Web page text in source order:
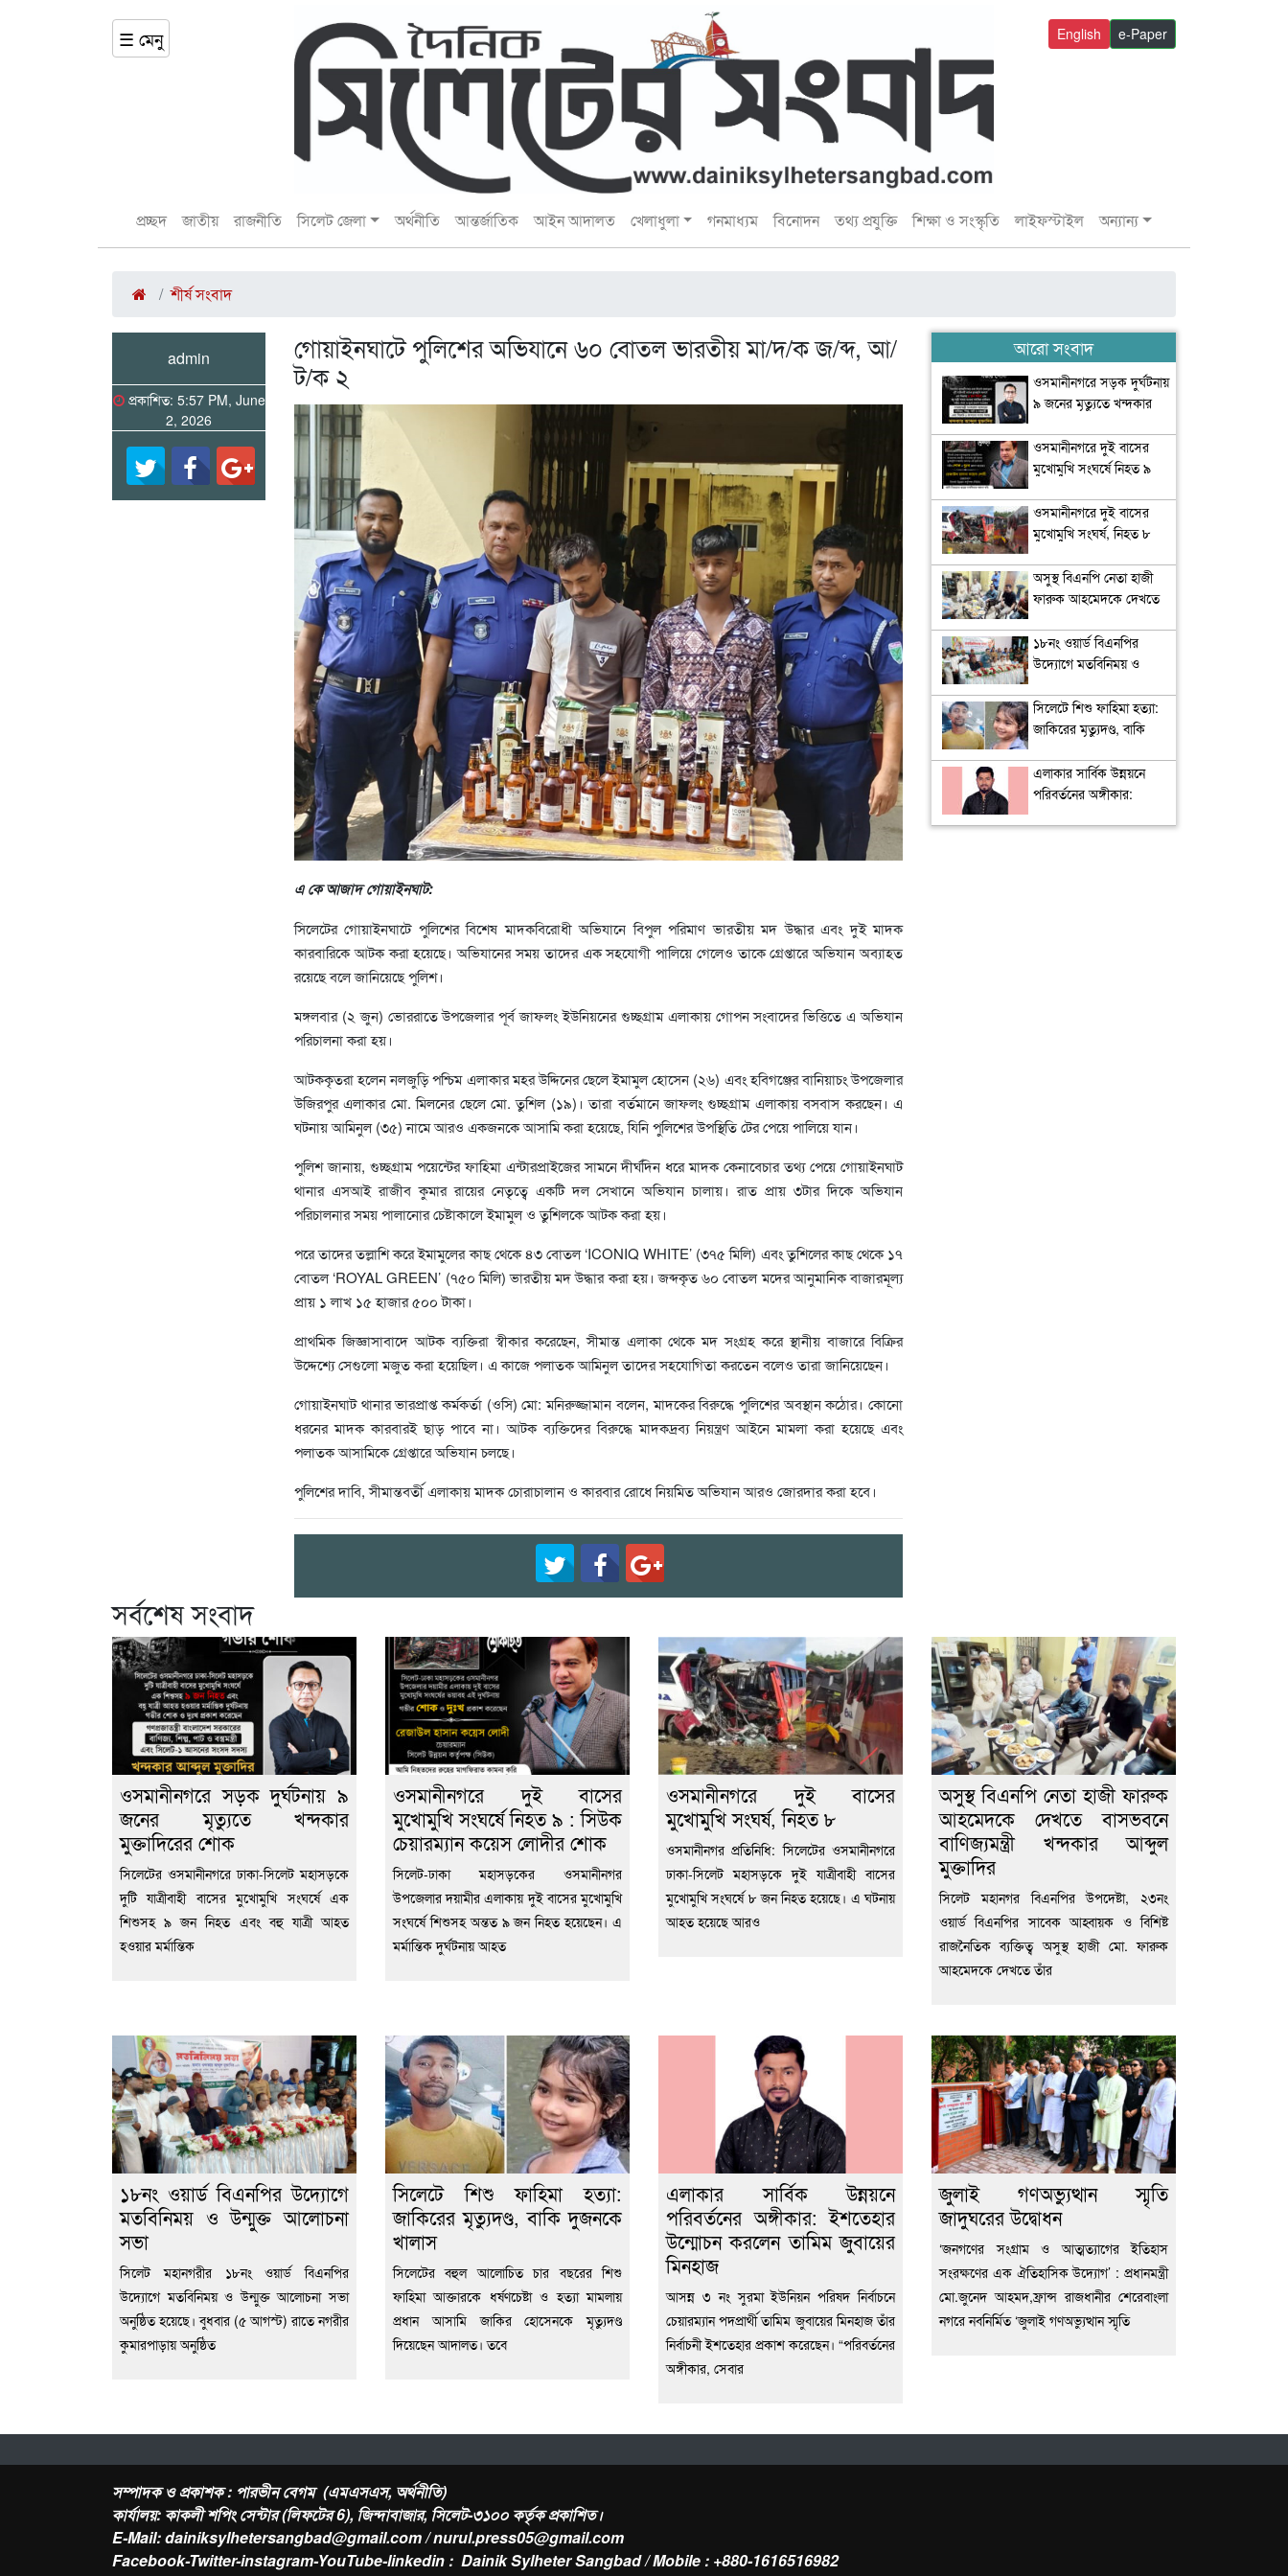
☰ মেনু e-Paper
English
প্রচ্ছদ জাতীয় রাজনীতি সিলেট জেলা অর্থনীতি আন্তর্জাতিক আইন আদালত খেলাধুলা গনমাধ্যম বিনোদন তথ্য প্রযুক্তি শিক্ষা ও সংস্কৃতি লাইফস্টাইল অন্যান্য
শীর্ষ সংবাদ
admin
প্রকাশিত: 5:57 PM, June
2, 2026
গোয়াইনঘাটে পুলিশের অভিযানে ৬০ বোতল ভারতীয় মা/দ/ক জ/ব্দ, আ/
ট/ক ২
এ কে আজাদ গোয়াইনঘাট:
সিলেটের গোয়াইনঘাটে পুলিশের বিশেষ মাদকবিরোধী অভিযানে বিপুল পরিমাণ ভারতীয় মদ উদ্ধার এবং দুই মাদক
কারবারিকে আটক করা হয়েছে। অভিযানের সময় তাদের এক সহযোগী পালিয়ে গেলেও তাকে গ্রেপ্তারে অভিযান অব্যাহত
রয়েছে বলে জানিয়েছে পুলিশ।
মঙ্গলবার (২ জুন) ভোররাতে উপজেলার পূর্ব জাফলং ইউনিয়নের গুচ্ছগ্রাম এলাকায় গোপন সংবাদের ভিত্তিতে এ অভিযান
পরিচালনা করা হয়।
আটককৃতরা হলেন নলজুড়ি পশ্চিম এলাকার মহর উদ্দিনের ছেলে ইমামুল হোসেন (২৬) এবং হবিগঞ্জের বানিয়াচং উপজেলার
উজিরপুর এলাকার মো. মিলনের ছেলে মো. তুশিল (১৯)। তারা বর্তমানে জাফলং গুচ্ছগ্রাম এলাকায় বসবাস করছেন। এ
ঘটনায় আমিনুল (৩৫) নামে আরও একজনকে আসামি করা হয়েছে, যিনি পুলিশের উপস্থিতি টের পেয়ে পালিয়ে যান।
পুলিশ জানায়, গুচ্ছগ্রাম পয়েন্টের ফাহিমা এন্টারপ্রাইজের সামনে দীর্ঘদিন ধরে মাদক কেনাবেচার তথ্য পেয়ে গোয়াইনঘাট
থানার এসআই রাজীব কুমার রায়ের নেতৃত্বে একটি দল সেখানে অভিযান চালায়। রাত প্রায় ৩টার দিকে অভিযান
পরিচালনার সময় পালানোর চেষ্টাকালে ইমামুল ও তুশিলকে আটক করা হয়।
পরে তাদের তল্লাশি করে ইমামুলের কাছ থেকে ৪৩ বোতল ‘ICONIQ WHITE’ (৩৭৫ মিলি) এবং তুশিলের কাছ থেকে ১৭
বোতল ‘ROYAL GREEN’ (৭৫০ মিলি) ভারতীয় মদ উদ্ধার করা হয়। জব্দকৃত ৬০ বোতল মদের আনুমানিক বাজারমূল্য
প্রায় ১ লাখ ১৫ হাজার ৫০০ টাকা।
প্রাথমিক জিজ্ঞাসাবাদে আটক ব্যক্তিরা স্বীকার করেছেন, সীমান্ত এলাকা থেকে মদ সংগ্রহ করে স্থানীয় বাজারে বিক্রির
উদ্দেশ্যে সেগুলো মজুত করা হয়েছিল। এ কাজে পলাতক আমিনুল তাদের সহযোগিতা করতেন বলেও তারা জানিয়েছেন।
গোয়াইনঘাট থানার ভারপ্রাপ্ত কর্মকর্তা (ওসি) মো: মনিরুজ্জামান বলেন, মাদকের বিরুদ্ধে পুলিশের অবস্থান কঠোর। কোনো
ধরনের মাদক কারবারই ছাড় পাবে না। আটক ব্যক্তিদের বিরুদ্ধে মাদকদ্রব্য নিয়ন্ত্রণ আইনে মামলা করা হয়েছে এবং
পলাতক আসামিকে গ্রেপ্তারে অভিযান চলছে।
পুলিশের দাবি, সীমান্তবর্তী এলাকায় মাদক চোরাচালান ও কারবার রোধে নিয়মিত অভিযান আরও জোরদার করা হবে।
আরো সংবাদ
ওসমানীনগরে সড়ক দুর্ঘটনায়
৯ জনের মৃত্যুতে খন্দকার
ওসমানীনগরে দুই বাসের
মুখোমুখি সংঘর্ষে নিহত ৯
লোদীর শোক
ওসমানীনগরে দুই বাসের
মুখোমুখি সংঘর্ষ, নিহত ৮
অসুস্থ বিএনপি নেতা হাজী
ফারুক আহমেদকে দেখতে
খন্দকার আব্দুল মুক্তাদির
১৮নং ওয়ার্ড বিএনপির
উদ্যোগে মতবিনিময় ও
সিলেটে শিশু ফাহিমা হত্যা:
জাকিরের মৃত্যুদণ্ড, বাকি
এলাকার সার্বিক উন্নয়নে
পরিবর্তনের অঙ্গীকার:
তামিম জুবায়ের মিনহাজ
সর্বশেষ সংবাদ
ওসমানীনগরে সড়ক দুর্ঘটনায় ৯
জনের মৃত্যুতে খন্দকার
মুক্তাদিরের শোক
সিলেটের ওসমানীনগরে ঢাকা-সিলেট মহাসড়কে
দুটি যাত্রীবাহী বাসের মুখোমুখি সংঘর্ষে এক
শিশুসহ ৯ জন নিহত এবং বহু যাত্রী আহত
হওয়ার মর্মান্তিক
ওসমানীনগরে দুই বাসের
মুখোমুখি সংঘর্ষে নিহত ৯ : সিউক
চেয়ারম্যান কয়েস লোদীর শোক
সিলেট-ঢাকা মহাসড়কের ওসমানীনগর
উপজেলার দয়ামীর এলাকায় দুই বাসের মুখোমুখি
সংঘর্ষে শিশুসহ অন্তত ৯ জন নিহত হয়েছেন। এ
মর্মান্তিক দুর্ঘটনায় আহত
ওসমানীনগরে দুই বাসের
মুখোমুখি সংঘর্ষ, নিহত ৮
ওসমানীনগর প্রতিনিধি: সিলেটের ওসমানীনগরে
ঢাকা-সিলেট মহাসড়কে দুই যাত্রীবাহী বাসের
মুখোমুখি সংঘর্ষে ৮ জন নিহত হয়েছে। এ ঘটনায়
আহত হয়েছে আরও
অসুস্থ বিএনপি নেতা হাজী ফারুক
আহমেদকে দেখতে বাসভবনে
বাণিজ্যমন্ত্রী খন্দকার আব্দুল
মুক্তাদির
সিলেট মহানগর বিএনপির উপদেষ্টা, ২৩নং
ওয়ার্ড বিএনপির সাবেক আহ্বায়ক ও বিশিষ্ট
রাজনৈতিক ব্যক্তিত্ব অসুস্থ হাজী মো. ফারুক
আহমেদকে দেখতে তাঁর
১৮নং ওয়ার্ড বিএনপির উদ্যোগে
মতবিনিময় ও উন্মুক্ত আলোচনা
সভা
সিলেট মহানগরীর ১৮নং ওয়ার্ড বিএনপির
উদ্যোগে মতবিনিময় ও উন্মুক্ত আলোচনা সভা
অনুষ্ঠিত হয়েছে। বুধবার (৫ আগস্ট) রাতে নগরীর
কুমারপাড়ায় অনুষ্ঠিত
সিলেটে শিশু ফাহিমা হত্যা:
জাকিরের মৃত্যুদণ্ড, বাকি দুজনকে
খালাস
সিলেটের বহুল আলোচিত চার বছরের শিশু
ফাহিমা আক্তারকে ধর্ষণচেষ্টা ও হত্যা মামলায়
প্রধান আসামি জাকির হোসেনকে মৃত্যুদণ্ড
দিয়েছেন আদালত। তবে
এলাকার সার্বিক উন্নয়নে
পরিবর্তনের অঙ্গীকার: ইশতেহার
উন্মোচন করলেন তামিম জুবায়ের
মিনহাজ
আসন্ন ৩ নং সুরমা ইউনিয়ন পরিষদ নির্বাচনে
চেয়ারম্যান পদপ্রার্থী তামিম জুবায়ের মিনহাজ তাঁর
নির্বাচনী ইশতেহার প্রকাশ করেছেন। “পরিবর্তনের
অঙ্গীকার, সেবার
জুলাই গণঅভ্যুত্থান স্মৃতি
জাদুঘরের উদ্বোধন
‘জনগণের সংগ্রাম ও আত্মত্যাগের ইতিহাস
সংরক্ষণের এক ঐতিহাসিক উদ্যোগ’ : প্রধানমন্ত্রী
মো.জুনেদ আহমদ,ফ্রান্স রাজধানীর শেরেবাংলা
নগরে নবনির্মিত ‘জুলাই গণঅভ্যুত্থান স্মৃতি
সম্পাদক ও প্রকাশক : পারভীন বেগম (এমএসএস, অর্থনীতি)
কার্যালয়: কাকলী শপিং সেন্টার (লিফটের 6), জিন্দাবাজার, সিলেট-৩১০০ কর্তৃক প্রকাশিত।
E-Mail: dainiksylhetersangbad@gmail.com / nurul.press05@gmail.com
Facebook-Twitter-instagram-YouTube-linkedin : Dainik Sylheter Sangbad / Mobile : +880-1616516982